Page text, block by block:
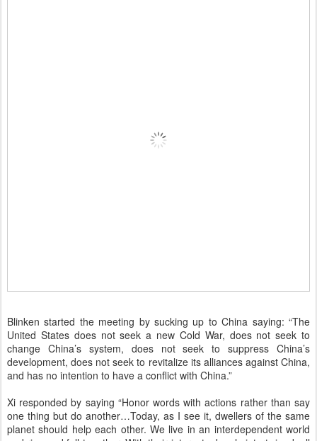
Blinken started the meeting by sucking up to China saying: “The
United States does not seek a new Cold War, does not seek to
change China’s system, does not seek to suppress China’s
development, does not seek to revitalize its alliances against China,
and has no intention to have a conflict with China.”
Xi responded by saying “Honor words with actions rather than say
one thing but do another…Today, as I see it, dwellers of the same
planet should help each other. We live in an interdependent world